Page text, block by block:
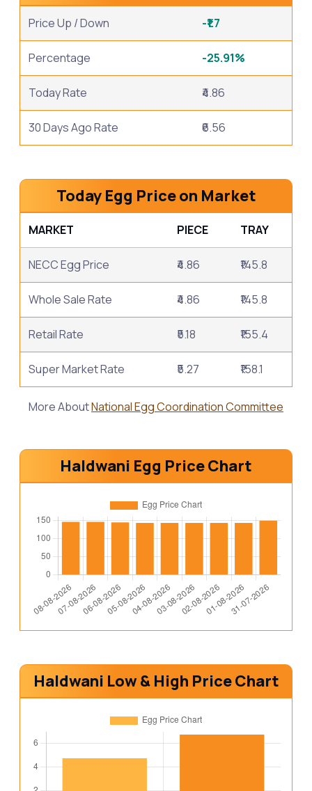
Price Up / Down -₹1.7
Percentage -25.91%
Today Rate ₹4.86
30 Days Ago Rate ₹6.56
Today Egg Price on Market
MARKET PIECE TRAY
NECC Egg Price ₹4.86 ₹145.8
Whole Sale Rate ₹4.86 ₹145.8
Retail Rate ₹5.18 ₹155.4
Super Market Rate ₹5.27 ₹158.1
More AboutNational Egg Coordination Committee
Haldwani Egg Price Chart
Haldwani Low & High Price Chart